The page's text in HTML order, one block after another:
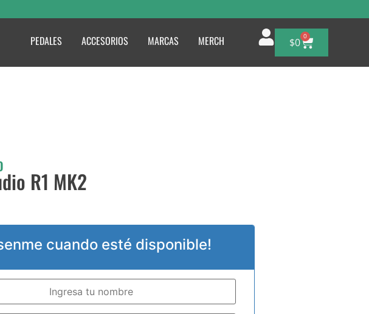
PEDALES ACCESORIOS MARCAS MERCH $0 0
R1 MK2
cuando esté disponible!